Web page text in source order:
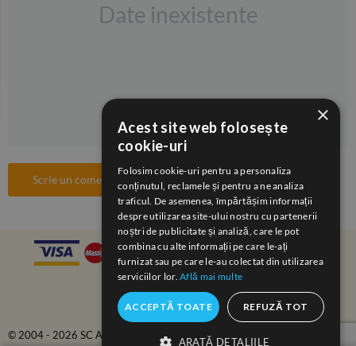
Date inexistente
Scrie un comentariu
© 2004 - 2026 SC ANAIDA COM-SERV SRL.
×
Acest site web folosește
cookie-uri
Folosim cookie-uri pentru a personaliza
conținutul, reclamele și pentru a ne analiza
traficul. De asemenea, împărtășim informații
despre utilizarea site-ului nostru cu partenerii
noștri de publicitate și analiză, care le pot
combina cu alte informații pe care le-ați
furnizat sau pe care le-au colectat din utilizarea
serviciilor lor.Află mai multe
ACCEPTĂ TOATE REFUZĂ TOT
ARATĂ DETALIILE